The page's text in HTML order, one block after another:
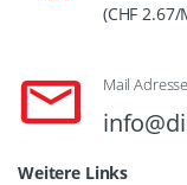
(CHF
Mail Adresse
Weitere Links